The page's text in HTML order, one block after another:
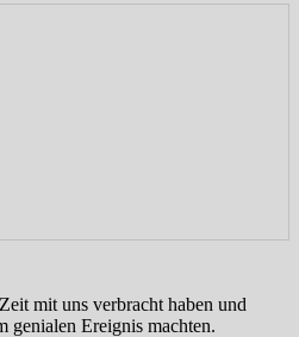
mit uns verbracht haben und
genialen Ereignis machten.